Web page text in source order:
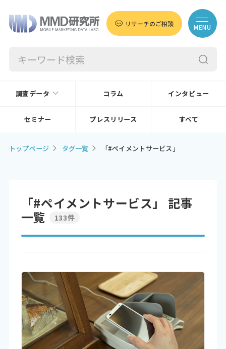
リサーチのご相談 MENU
調査データ コラム インタビュー
セミナー プレスリリース すべて
トップページ タグ一覧 「#ペイメントサービス」
「#ペイメントサービス」 記事
一覧
133件